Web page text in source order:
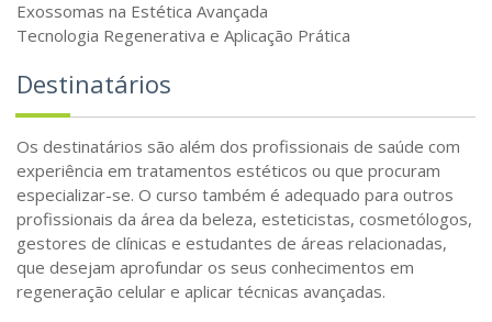
Exossomas na Estética Avançada
Tecnologia Regenerativa e Aplicação Prática
Destinatários
Os destinatários são além dos profissionais de saúde com
experiência em tratamentos estéticos ou que procuram
especializar-se. O curso também é adequado para outros
profissionais da área da beleza, esteticistas, cosmetólogos,
gestores de clínicas e estudantes de áreas relacionadas,
que desejam aprofundar os seus conhecimentos em
regeneração celular e aplicar técnicas avançadas.